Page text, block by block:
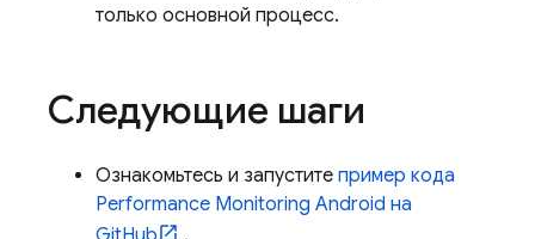
только основной процесс.
Следующие шаги
Ознакомьтесь и запустите пример кода
Performance Monitoring Android на